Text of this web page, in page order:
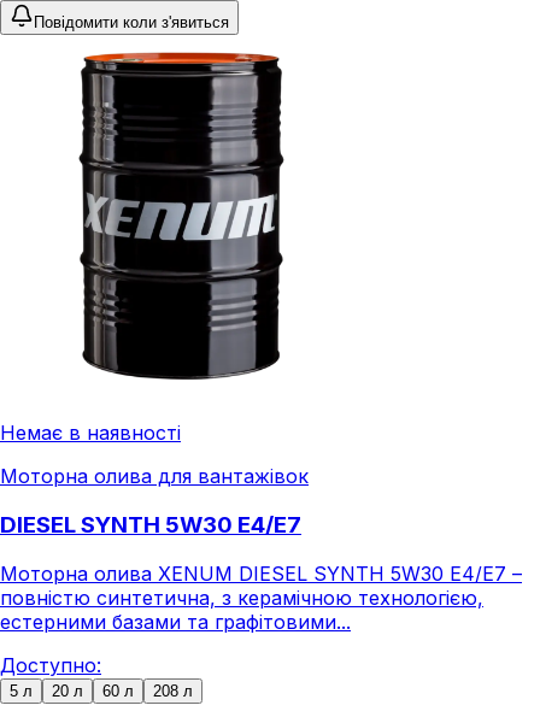
Повідомити коли з'явиться
Немає в наявності
Моторна олива для вантажівок
DIESEL SYNTH 5W30 E4/E7
Моторна олива XENUM DIESEL SYNTH 5W30 E4/E7 –
повністю синтетична, з керамічною технологією,
естерними базами та графітовими...
Доступно:
5 л 20 л 60 л 208 л